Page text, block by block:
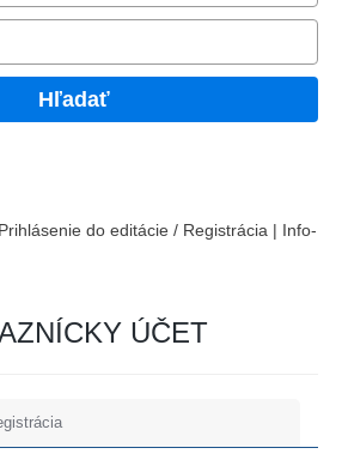
Hľadať
Prihlásenie do editácie / Registrácia | Info-
ÚČET